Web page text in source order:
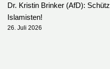
Dr. Kristin Brinker (AfD):
Islamisten!
26. Juli 2026